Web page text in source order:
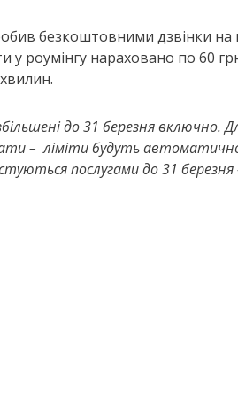
безкоштовними дзвінки
роумінгу нараховано по 60
до 31 березня включно.
– ліміти будуть
послугами до 31